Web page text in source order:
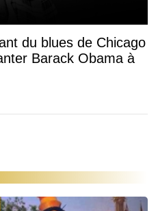
du blues de Chicago
Barack Obama à